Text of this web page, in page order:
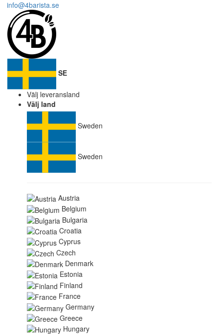
info@4barista.se
SE
Välj leveransland
Välj land
Sweden
Sweden
Austria
Belgium
Bulgaria
Croatia
Cyprus
Czech
Denmark
Estonia
Finland
France
Germany
Greece
Hungary